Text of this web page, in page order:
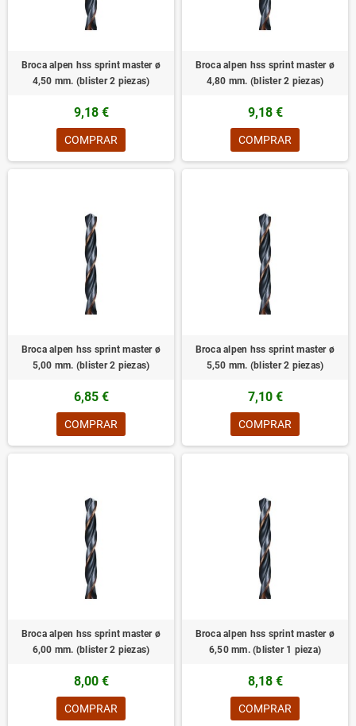
Broca alpen hss sprint master ø
4,50 mm. (blister 2 piezas)
9,18 €
COMPRAR
Broca alpen hss sprint master ø
4,80 mm. (blister 2 piezas)
9,18 €
COMPRAR
Broca alpen hss sprint master ø
5,00 mm. (blister 2 piezas)
6,85 €
COMPRAR
Broca alpen hss sprint master ø
5,50 mm. (blister 2 piezas)
7,10 €
COMPRAR
Broca alpen hss sprint master ø
6,00 mm. (blister 2 piezas)
8,00 €
COMPRAR
Broca alpen hss sprint master ø
6,50 mm. (blister 1 pieza)
8,18 €
COMPRAR